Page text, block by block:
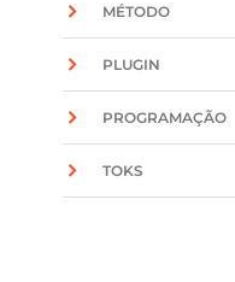
MÉTODO
PLUGIN
PROGRAMAÇÃO
TOKS